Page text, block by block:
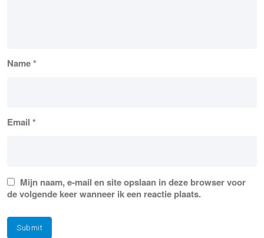
Name*
Email *
Mijn naam, e-mail en site opslaan in deze browser voor
de volgende keer wanneer ik een reactie plaats.